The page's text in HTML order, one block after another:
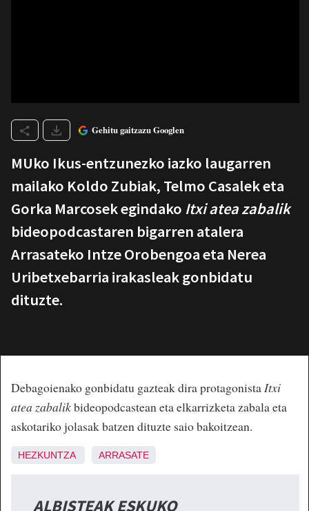
Gehitu gaitzazu Googlen
MUko Ikus-entzunezko iazko laugarren
mailako Koldo Zubiak, Telmo Casalek eta
Gorka Marcosek egindako Itxi atea zabalik
bideopodcastaren bigarren atalera
Arrasateko Intze Orobengoa eta Nerea
Uribetxebarria irakasleak gonbidatu
dituzte.
Debagoienako gonbidatu gazteak dira protagonistaItxi
atea zabalikbideopodcastean eta elkarrizketa zabala eta
askotariko jolasak batzen dituzte saio bakoitzean.
HEZKUNTZA ARRASATE
ALBISTEAK ESKUKO